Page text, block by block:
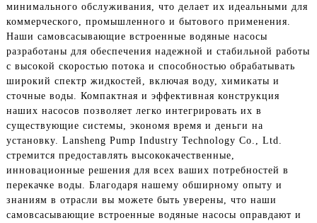
минимального обслуживания, что делает их идеальными для
коммерческого, промышленного и бытового применения.
Наши самовсасывающие встроенные водяные насосы
разработаны для обеспечения надежной и стабильной работы
с высокой скоростью потока и способностью обрабатывать
широкий спектр жидкостей, включая воду, химикаты и
сточные воды. Компактная и эффективная конструкция
наших насосов позволяет легко интегрировать их в
существующие системы, экономя время и деньги на
установку. Lansheng Pump Industry Technology Co., Ltd.
стремится предоставлять высококачественные,
инновационные решения для всех ваших потребностей в
перекачке воды. Благодаря нашему обширному опыту и
знаниям в отрасли вы можете быть уверены, что наши
самовсасывающие встроенные водяные насосы оправдают и